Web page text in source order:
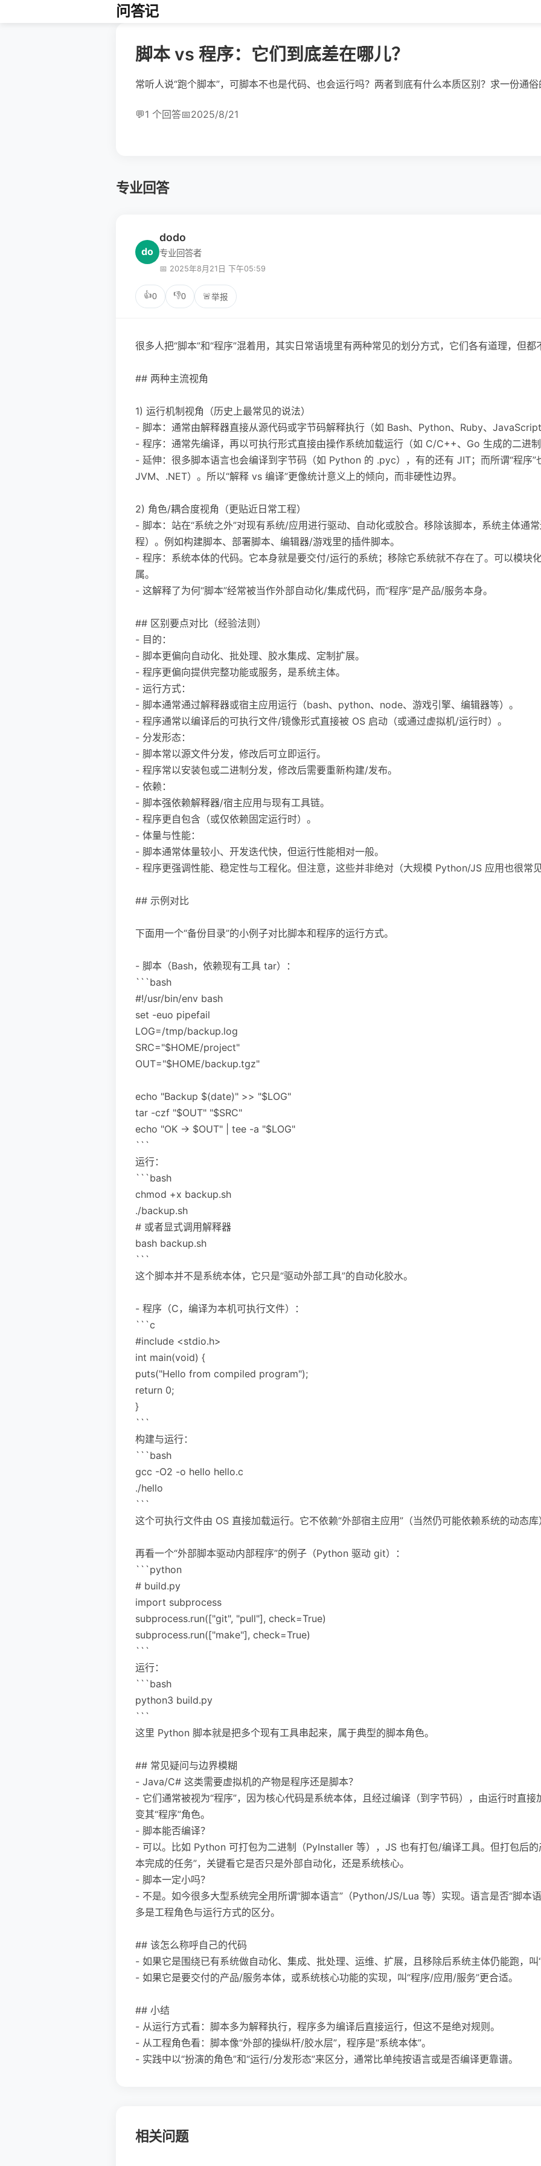
问答记
脚本 vs 程序：它们到底差在哪儿？
常听人说“跑个脚本”，可脚本不也是代码、也会运行吗？两者到底有什么本质区别？求一份通
💬1 个回答📅2025/8/21
专业回答
do
dodo
专业回答者
📅 2025年8月21日 下午05:59
👍0 👎0 🚨举报
很多人把“脚本”和“程序”混着用，其实日常语境里有两种常见的划分方式，它们各有道理，但都
## 两种主流视角
1) 运行机制视角（历史上最常见的说法）
- 脚本：通常由解释器直接从源代码或字节码解释执行（如 Bash、Python、Ruby、
- 程序：通常先编译，再以可执行形式直接由操作系统加载运行（如 C/C++、Go 生成的二进
- 延伸：很多脚本语言也会编译到字节码（如 Python 的 .pyc），有的还有 JIT；而所谓“程序”
JVM、.NET）。所以“解释 vs 编译”更像统计意义上的倾向，而非硬性边界。
2) 角色/耦合度视角（更贴近日常工程）
- 脚本：站在“系统之外”对现有系统/应用进行驱动、自动化或胶合。移除该脚本，系统主体通
程）。例如构建脚本、部署脚本、编辑器/游戏里的插件脚本。
- 程序：系统本体的代码。它本身就是要交付/运行的系统；移除它系统就不存在了。可以模块
属。
- 这解释了为何“脚本”经常被当作外部自动化/集成代码，而“程序”是产品/服务本身。
## 区别要点对比（经验法则）
- 目的：
- 脚本更偏向自动化、批处理、胶水集成、定制扩展。
- 程序更偏向提供完整功能或服务，是系统主体。
- 运行方式：
- 脚本通常通过解释器或宿主应用运行（bash、python、node、游戏引擎、编辑器等）。
- 程序通常以编译后的可执行文件/镜像形式直接被 OS 启动（或通过虚拟机/运行时）。
- 分发形态：
- 脚本常以源文件分发，修改后可立即运行。
- 程序常以安装包或二进制分发，修改后需要重新构建/发布。
- 依赖：
- 脚本强依赖解释器/宿主应用与现有工具链。
- 程序更自包含（或仅依赖固定运行时）。
- 体量与性能：
- 脚本通常体量较小、开发迭代快，但运行性能相对一般。
- 程序更强调性能、稳定性与工程化。但注意，这些并非绝对（大规模 Python/JS 应用也很常
## 示例对比
下面用一个“备份目录”的小例子对比脚本和程序的运行方式。
- 脚本（Bash，依赖现有工具 tar）：
```bash
#!/usr/bin/env bash
set -euo pipefail
LOG=/tmp/backup.log
SRC="$HOME/project"
OUT="$HOME/backup.tgz"
echo "Backup $(date)" >> "$LOG"
tar -czf "$OUT" "$SRC"
echo "OK -> $OUT" | tee -a "$LOG"
```
运行：
```bash
chmod +x backup.sh
./backup.sh
# 或者显式调用解释器
bash backup.sh
```
这个脚本并不是系统本体，它只是“驱动外部工具”的自动化胶水。
- 程序（C，编译为本机可执行文件）：
```c
#include <stdio.h>
int main(void) {
puts("Hello from compiled program");
return 0;
}
```
构建与运行：
```bash
gcc -O2 -o hello hello.c
./hello
```
这个可执行文件由 OS 直接加载运行。它不依赖“外部宿主应用”（当然仍可能依赖系统的动态
再看一个“外部脚本驱动内部程序”的例子（Python 驱动 git）：
```python
# build.py
import subprocess
subprocess.run(["git", "pull"], check=True)
subprocess.run(["make"], check=True)
```
运行：
```bash
python3 build.py
```
这里 Python 脚本就是把多个现有工具串起来，属于典型的脚本角色。
## 常见疑问与边界模糊
- Java/C# 这类需要虚拟机的产物是程序还是脚本？
- 它们通常被视为“程序”，因为核心代码是系统本体，且经过编译（到字节码），由运行时直
变其“程序”角色。
- 脚本能否编译？
- 可以。比如 Python 可打包为二进制（PyInstaller 等），JS 也有打包/编译工具。但打包后的
本完成的任务”，关键看它是否只是外部自动化，还是系统核心。
- 脚本一定小吗？
- 不是。如今很多大型系统完全用所谓“脚本语言”（Python/JS/Lua 等）实现。语言是否“脚本
多是工程角色与运行方式的区分。
## 该怎么称呼自己的代码
- 如果它是围绕已有系统做自动化、集成、批处理、运维、扩展，且移除后系统主体仍能跑，叫
- 如果它是要交付的产品/服务本体，或系统核心功能的实现，叫“程序/应用/服务”更合适。
## 小结
- 从运行方式看：脚本多为解释执行，程序多为编译后直接运行，但这不是绝对规则。
- 从工程角色看：脚本像“外部的操纵杆/胶水层”，程序是“系统本体”。
- 实践中以“扮演的角色”和“运行/分发形态”来区分，通常比单纯按语言或是否编译更靠谱。
相关问题